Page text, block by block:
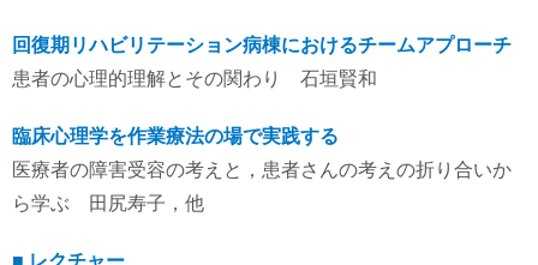
回復期リハビリテーション病棟におけるチームアプローチ
患者の心理的理解とその関わり 石垣賢和
臨床心理学を作業療法の場で実践する
医療者の障害受容の考えと，患者さんの考えの折り合いか
ら学ぶ 田尻寿子，他